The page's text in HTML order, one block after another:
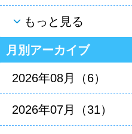
もっと見る
月別アーカイブ
2026年08月（6）
2026年07月（31）